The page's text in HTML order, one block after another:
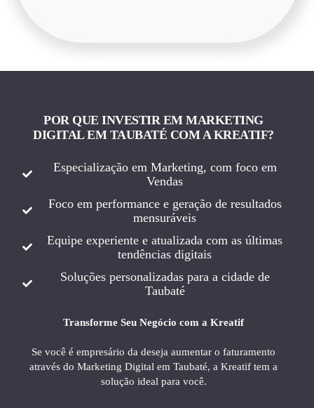
POR QUE INVESTIR EM MARKETING
DIGITAL EM TAUBATÉ COM A KREATIF?
Especialização em Marketing, com foco em
Vendas
Foco em performance e geração de resultados
mensuráveis
Equipe experiente e atualizada com as últimas
tendências digitais
Soluções personalizadas para a cidade de
Taubaté
Transforme Seu Negócio com a Kreatif
Se você é empresário da deseja aumentar o faturamento
através do Marketing Digital em Taubaté, a Kreatif tem a
solução ideal para você.